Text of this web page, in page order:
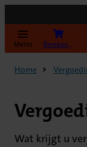
Menu Bereken uw premie
Home
Wat krijgt u